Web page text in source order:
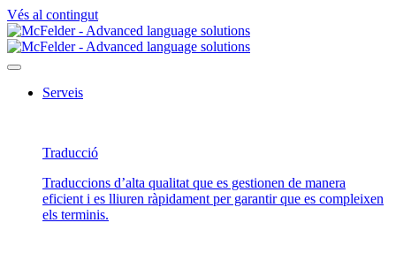
Vés al contingut
Serveis
Traducció
Traduccions d’alta qualitat que es gestionen de manera
eficient i es lliuren ràpidament per garantir que es compleixen
els terminis.